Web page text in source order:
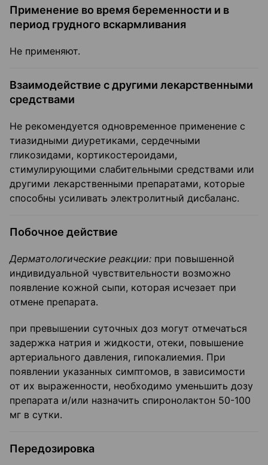
Применение во время беременности и в
период грудного вскармливания
Не применяют.
Взаимодействие с другими лекарственными
средствами
Не рекомендуется одновременное применение с
тиазидными диуретиками, сердечными
гликозидами, кортикостероидами,
стимулирующими слабительными средствами или
другими лекарственными препаратами, которые
способны усиливать электролитный дисбаланс.
Побочное действие
Дерматологические реакции: при повышенной
индивидуальной чувстви­тельности возможно
появление кожной сыпи, которая исчезает при
отмене препа­рата.
при превышении суточных доз могут отмечаться
задержка натрия и жидкости, отеки, повышение
артериального давления, гипокалиемия. При
появлении указанных симптомов, в зависимости
от их выраженности, необходимо уменьшить дозу
препарата и/или назначить спиронолактон 50-100
мг в сутки.
Передозировка